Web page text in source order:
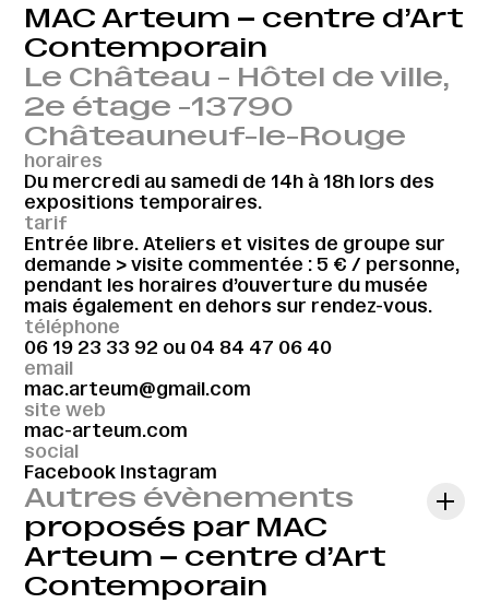
MAC Arteum – centre d’Art
Contemporain
Le Château - Hôtel de ville,
2e étage -13790
Châteauneuf-le-Rouge
horaires
Du mercredi au samedi de 14h à 18h lors des
expositions temporaires.
tarif
Entrée libre. Ateliers et visites de groupe sur
demande > visite commentée : 5 € / personne,
pendant les horaires d’ouverture du musée
mais également en dehors sur rendez-vous.
téléphone
06 19 23 33 92 ou 04 84 47 06 40
email
mac.arteum@gmail.com
site web
mac-arteum.com
social
Facebook Instagram
Autres évènements
proposés par MAC
Arteum – centre d’Art
Contemporain